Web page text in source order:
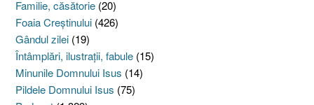
Familie, căsătorie (20)
Foaia Creştinului (426)
Gândul zilei (19)
Întâmplări, ilustraţii, fabule (15)
Minunile Domnului Isus (14)
Pildele Domnului Isus (75)